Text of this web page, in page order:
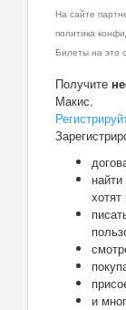
На сайте
политика
Билеты на это
Получите
Макис.
и